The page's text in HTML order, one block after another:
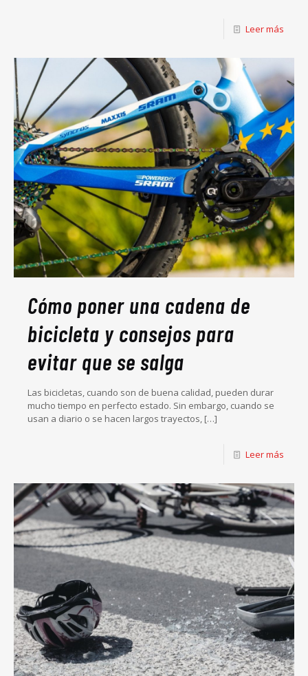
Leer más
Cómo poner una cadena de
bicicleta y consejos para
evitar que se salga
Las bicicletas, cuando son de buena calidad, pueden durar
mucho tiempo en perfecto estado. Sin embargo, cuando se
usan a diario o se hacen largos trayectos, […]
Leer más